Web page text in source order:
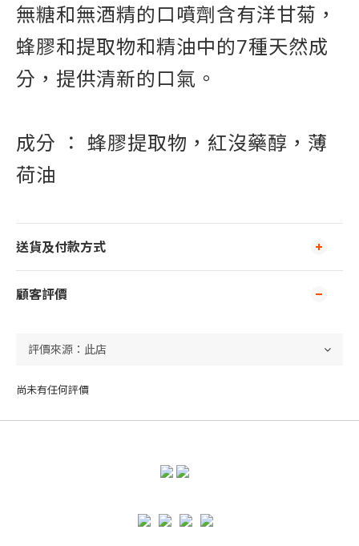
無糖和無酒精的口噴劑含有洋甘菊，
蜂膠和提取物和精油中的7種天然成
分，提供清新的口氣。
成分 ： 蜂膠提取物，紅沒藥醇，薄
荷油
送貨及付款方式
顧客評價
尚未有任何評價